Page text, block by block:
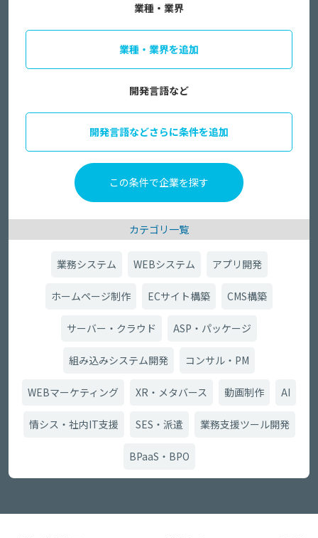
業種・業界
業種・業界を追加
開発言語など
開発言語などさらに条件を追加
カテゴリ一覧
業務システム WEBシステム アプリ開発
ホームページ制作 ECサイト構築 CMS構築
サーバー・クラウド ASP・パッケージ
組み込みシステム開発 コンサル・PM
WEBマーケティング XR・メタバース 動画制作 AI
情シス・社内IT支援 SES・派遣 業務支援ツール開発
BPaaS・BPO